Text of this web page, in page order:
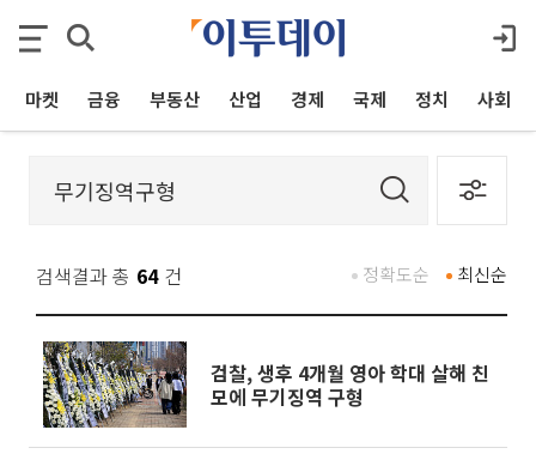
마켓 금융 부동산 산업 경제 국제 정치 사회
검색결과 총 64 건 최신순
정확도순
검찰, 생후 4개월 영아 학대 살해 친
모에 무기징역 구형